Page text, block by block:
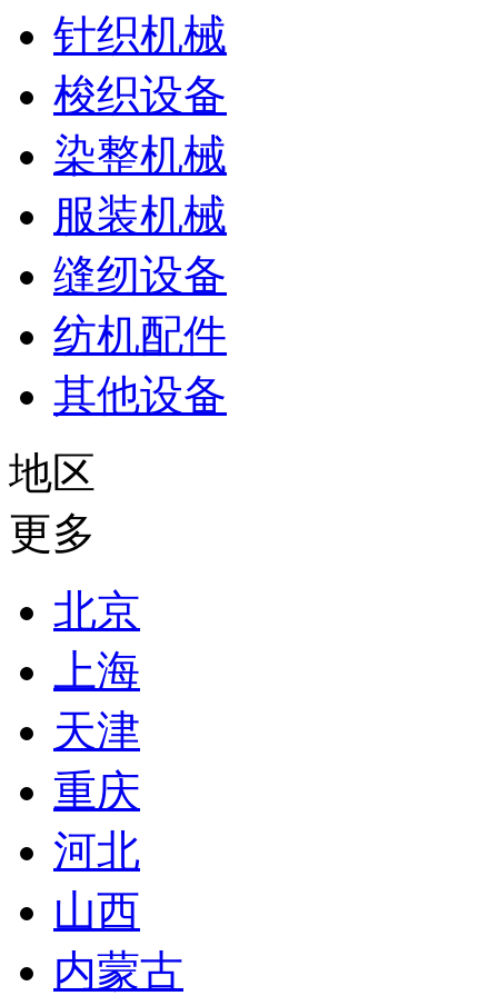
针织机械
梭织设备
染整机械
服装机械
缝纫设备
纺机配件
其他设备
地区
更多
北京
上海
天津
重庆
河北
山西
内蒙古